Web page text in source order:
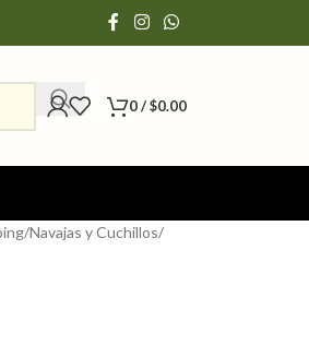
0/$0.00
/Navajas y Cuchillos/